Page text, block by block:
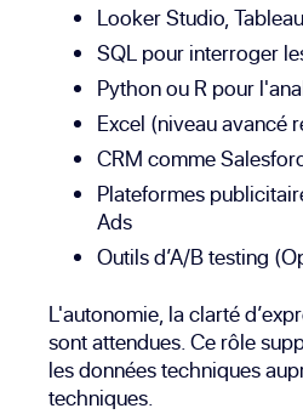
Looker Studio,
SQL pour interroger
Python ou R pour
Excel (niveau avancé
CRM comme
Plateformes
Ads
Outils d’A/B testing
L'autonomie, la clarté
sont attendues. Ce rôle
les données techniques
techniques.